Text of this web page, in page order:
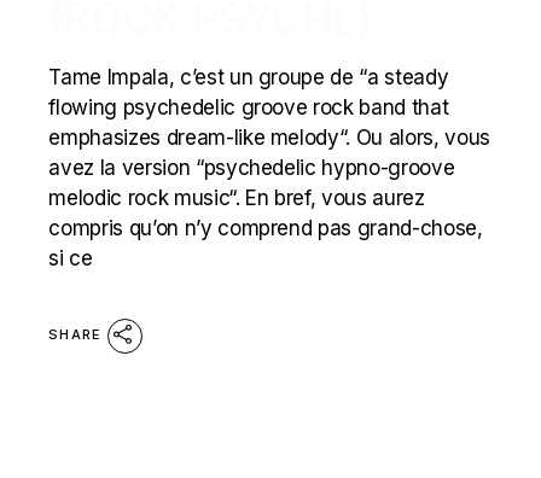
Tame Impala, c’est un groupe de “a steady
flowing psychedelic groove rock band that
emphasizes dream-like melody“. Ou alors, vous
avez la version “psychedelic hypno-groove
melodic rock music“. En bref, vous aurez
compris qu’on n’y comprend pas grand-chose,
si ce
SHARE